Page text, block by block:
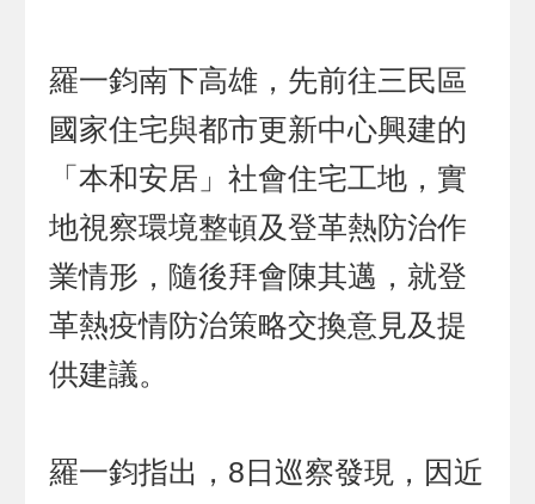
羅一鈞南下高雄，先前往三民區
國家住宅與都市更新中心興建的
「本和安居」社會住宅工地，實
地視察環境整頓及登革熱防治作
業情形，隨後拜會陳其邁，就登
革熱疫情防治策略交換意見及提
供建議。
羅一鈞指出，8日巡察發現，因近